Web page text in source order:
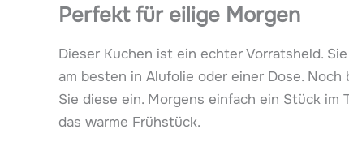
Perfekt für eilige Morgen
Dieser Kuchen ist ein echter Vorratsheld.
am besten in Alufolie oder einer Dose.
Sie diese ein. Morgens einfach ein Stück
das warme Frühstück.